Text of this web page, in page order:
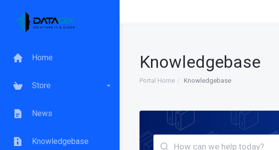
Home
Store
News
Knowledgebase
Knowledgebase
Portal Home Knowledgebase